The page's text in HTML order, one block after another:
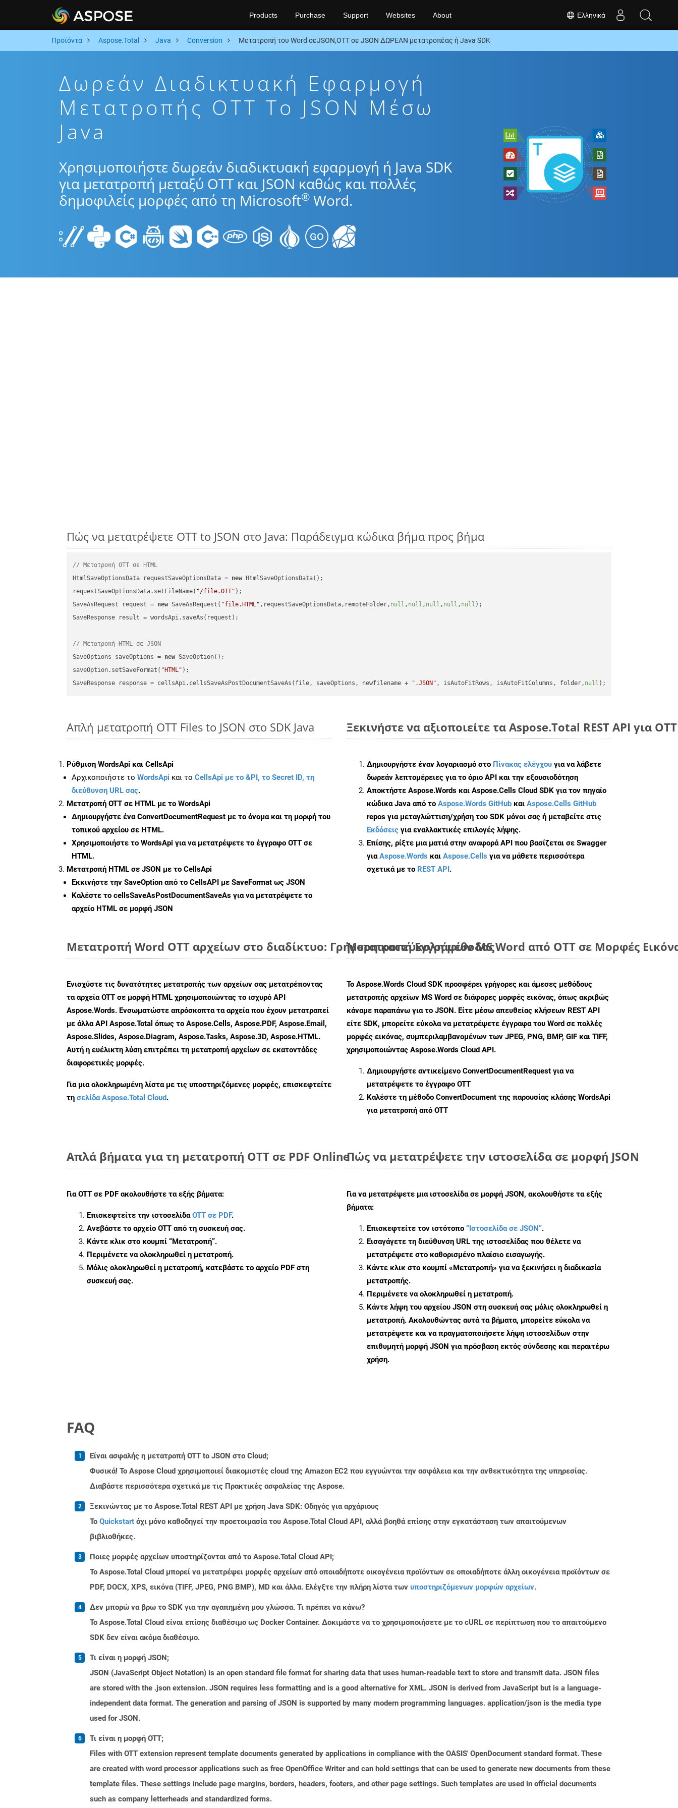
Ελληνικά
Products Purchase Support Websites About
Προϊόντα Aspose.Total Java Conversion Μετατροπή του Word σεJSON,OTT σε JSON ΔΩΡΕΑΝ μετατροπέας ή Java SDK
Δωρεάν Διαδικτυακή Εφαρμογή
Μετατροπής OTT To JSON Μέσω
Java
Χρησιμοποιήστε δωρεάν διαδικτυακή εφαρμογή ή Java SDK
για μετατροπή μεταξύ OTT και JSON καθώς και πολλές
δημοφιλείς μορφές από τη Microsoft® Word.
Πώς να μετατρέψετε OTT to JSON στο Java: Παράδειγμα κώδικα βήμα προς βήμα
// Μετατροπή OTT σε HTML
HtmlSaveOptionsData requestSaveOptionsData = new HtmlSaveOptionsData();
requestSaveOptionsData.setFileName( "/file.OTT" );
SaveAsRequest request = new SaveAsRequest( "file.HTML" ,requestSaveOptionsData,remoteFolder, null , null , null , null , null );
SaveResponse result = wordsApi.saveAs(request);
// Μετατροπή HTML σε JSON
SaveOptions saveOptions = new SaveOption();
saveOption.setSaveFormat( "HTML" );
SaveResponse response = cellsApi.cellsSaveAsPostDocumentSaveAs(file, saveOptions, newfilename +
".JSON" , isAutoFitRows, isAutoFitColumns, folder, null
Απλή μετατροπή OTT Files to JSON στο SDK Java
Ρύθμιση WordsApi και CellsApi
Αρχικοποιήστε το WordsApi και το CellsApi με το &PI, το Secret ID, τη
διεύθυνση URL σας.
Μετατροπή OTT σε HTML με το WordsApi
Δημιουργήστε έναConvertDocumentRequest με το όνομα και τη μορφή του
τοπικού αρχείου σε HTML.
Χρησιμοποιήστε το WordsApi για να μετατρέψετε το έγγραφο OTT σε
HTML.
Μετατροπή HTML σε JSON με το CellsApi
Εκκινήστε την SaveOption από το CellsAPI με SaveFormat ως JSON
Καλέστε το cellsSaveAsPostDocumentSaveAs για να μετατρέψετε το
αρχείο HTML σε μορφή JSON
Ξεκινήστε να αξιοποιείτε τα Aspose.Total REST API για
Δημιουργήστε έναν λογαριασμό στο Πίνακας ελέγχου για να λάβετε
δωρεάν λεπτομέρειες για το όριο API και την εξουσιοδότηση
Αποκτήστε Aspose.Words και Aspose.Cells Cloud SDK για τον πηγαίο
κώδικα Java από το Aspose.Words GitHub και Aspose.Cells GitHub
repos για μεταγλώττιση/χρήση του SDK μόνοι σας ή μεταβείτε στις
Εκδόσεις για εναλλακτικές επιλογές λήψης.
Επίσης, ρίξτε μια ματιά στην αναφορά API που βασίζεται σε Swagger
γιαAspose.Words και Aspose.Cells για να μάθετε περισσότερα
σχετικά με το REST API.
Μετατροπή Word OTT αρχείων στο διαδίκτυο: Γρήγορη και εύκολη μέθοδος
Ενισχύστε τις δυνατότητες μετατροπής των αρχείων σας μετατρέποντας
τα αρχεία OTT σε μορφή HTML χρησιμοποιώντας το ισχυρό API
Aspose.Words. Ενσωματώστε απρόσκοπτα τα αρχεία που έχουν μετατραπεί
με άλλα API Aspose.Total όπως το Aspose.Cells, Aspose.PDF, Aspose.Email,
Aspose.Slides, Aspose.Diagram, Aspose.Tasks, Aspose.3D, Aspose.HTML.
Αυτή η ευέλικτη λύση επιτρέπει τη μετατροπή αρχείων σε εκατοντάδες
διαφορετικές μορφές.
Για μια ολοκληρωμένη λίστα με τις υποστηριζόμενες μορφές, επισκεφτείτε
τη σελίδα Aspose.Total Cloud.
Μετατροπή Εγγράφων MS Word από OTT σε Μορφές
Το Aspose.Words Cloud SDK προσφέρει γρήγορες και άμεσες μεθόδους
μετατροπής αρχείων MS Word σε διάφορες μορφές εικόνας, όπως ακριβώς
κάναμε παραπάνω για το JSON. Είτε μέσω απευθείας κλήσεων REST API
είτε SDK, μπορείτε εύκολα να μετατρέψετε έγγραφα του Word σε πολλές
μορφές εικόνας, συμπεριλαμβανομένων των JPEG, PNG, BMP, GIF και TIFF,
χρησιμοποιώντας Aspose.Words Cloud API.
Δημιουργήστε αντικείμενο ConvertDocumentRequest για να
μετατρέψετε το έγγραφο OTT
Καλέστε τη μέθοδο ConvertDocument της παρουσίας κλάσης WordsApi
για μετατροπή από OTT
Απλά βήματα για τη μετατροπή OTT σε PDF Online
ΓιαOTT σε PDF ακολουθήστε τα εξής βήματα:
Επισκεφτείτε την ιστοσελίδαOTT σε PDF.
Ανεβάστε το αρχείο OTT από τη συσκευή σας.
Κάντε κλικ στο κουμπί “Μετατροπή”.
Περιμένετε να ολοκληρωθεί η μετατροπή.
Μόλις ολοκληρωθεί η μετατροπή, κατεβάστε το αρχείο PDF στη
συσκευή σας.
Πώς να μετατρέψετε την ιστοσελίδα σε μορφή JSON
Για να μετατρέψετε μια ιστοσελίδα σε μορφή JSON, ακολουθήστε τα εξής
βήματα:
Επισκεφτείτε τον ιστότοπο “Ιστοσελίδα σε JSON”.
Εισαγάγετε τη διεύθυνση URL της ιστοσελίδας που θέλετε να
μετατρέψετε στο καθορισμένο πλαίσιο εισαγωγής.
Κάντε κλικ στο κουμπί «Μετατροπή» για να ξεκινήσει η διαδικασία
μετατροπής.
Περιμένετε να ολοκληρωθεί η μετατροπή.
Κάντε λήψη του αρχείου JSON στη συσκευή σας μόλις ολοκληρωθεί η
μετατροπή. Ακολουθώντας αυτά τα βήματα, μπορείτε εύκολα να
μετατρέψετε και να πραγματοποιήσετε λήψη ιστοσελίδων στην
επιθυμητή μορφή JSON για πρόσβαση εκτός σύνδεσης και περαιτέρω
χρήση.
FAQ
Είναι ασφαλής η μετατροπή OTT to JSON στο Cloud;
Φυσικά! Το Aspose Cloud χρησιμοποιεί διακομιστές cloud της Amazon EC2 που εγγυώνται την ασφάλεια και την ανθεκτικότητα της υπηρεσίας.
Διαβάστε περισσότερα σχετικά με τις Πρακτικές ασφαλείας της Aspose.
Ξεκινώντας με το Aspose.Total REST API με χρήση Java SDK: Οδηγός για αρχάριους
Το Quickstart όχι μόνο καθοδηγεί την προετοιμασία του Aspose.Total Cloud API, αλλά βοηθά επίσης στην εγκατάσταση των απαιτούμενων
βιβλιοθήκες.
Ποιες μορφές αρχείων υποστηρίζονται από το Aspose.Total Cloud API;
Το Aspose.Total Cloud μπορεί να μετατρέψει μορφές αρχείων από οποιαδήποτε οικογένεια προϊόντων σε οποιαδήποτε άλλη οικογένεια προϊόντων σε
PDF, DOCX, XPS, εικόνα (TIFF, JPEG, PNG BMP), MD και άλλα. Ελέγξτε την πλήρη λίστα των υποστηριζόμενων μορφών αρχείων.
Δεν μπορώ να βρω το SDK για την αγαπημένη μου γλώσσα. Τι πρέπει να κάνω?
Το Aspose.Total Cloud είναι επίσης διαθέσιμο ως Docker Container. Δοκιμάστε να το χρησιμοποιήσετε με το cURL σε περίπτωση που το απαιτούμενο
SDK δεν είναι ακόμα διαθέσιμο.
Τι είναι η μορφή JSON;
JSON (JavaScript Object Notation) is an open standard file format for sharing data that uses human-readable text to store and transmit data. JSON files
are stored with the .json extension. JSON requires less formatting and is a good alternative for XML. JSON is derived from JavaScript but is a language-
independent data format. The generation and parsing of JSON is supported by many modern programming languages. application/json is the media type
used for JSON.
Τι είναι η μορφή OTT;
Files with OTT extension represent template documents generated by applications in compliance with the OASIS' OpenDocument standard format. These
are created with word processor applications such as free OpenOffice Writer and can hold settings that can be used to generate new documents from these
template files. These settings include page margins, borders, headers, footers, and other page settings. Such templates are used in official documents
such as company letterheads and standardized forms.